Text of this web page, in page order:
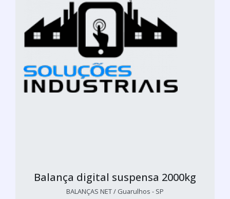
Balança digital suspensa 2000kg
BALANÇAS NET / Guarulhos - SP